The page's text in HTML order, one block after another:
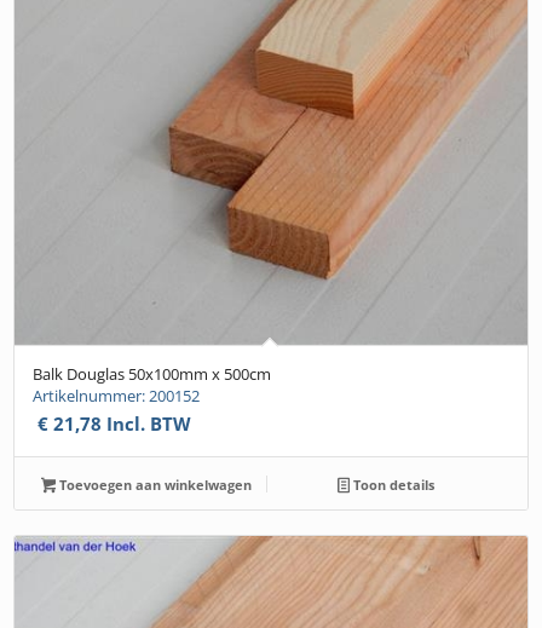
Balk Douglas 50x100mm x 500cm
Artikelnummer: 200152
€ 21,78 Incl. BTW
Toevoegen aan winkelwagen Toon details